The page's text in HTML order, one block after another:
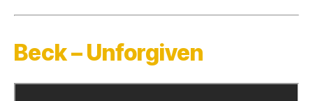
Beck – Unforgiven